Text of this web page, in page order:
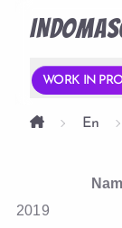
WORK IN
En
2019